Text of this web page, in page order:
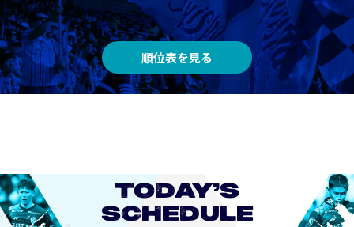
順位表を見る
TODAY’S
SCHEDULE